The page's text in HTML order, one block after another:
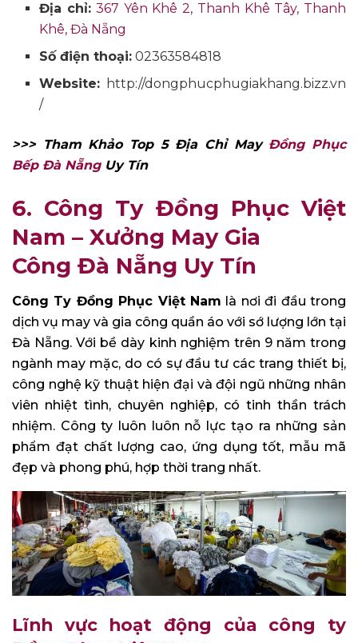
Địa chỉ: 367 Yên Khê 2, Thanh Khê Tây, Thanh
Khê, Đà Nẵng
Số điện thoại: 02363584818
Website: http://dongphucphugiakhang.bizz.vn
/
>>> Tham Khảo Top 5 Địa Chỉ May Đồng Phục
Bếp Đà NẵngUy Tín
6. Công Ty Đồng Phục Việt
Nam – Xưởng May Gia
Công Đà Nẵng Uy Tín
Công Ty Đồng Phục Việt Nam là nơi đi đầu trong
dịch vụ may và gia công quần áo với sớ lượng lớn tại
Đà Nẵng. Với bề dày kinh nghiệm trên 9 năm trong
ngành may mặc, do có sự đầu tư các trang thiết bị,
công nghệ kỹ thuật hiện đại và đội ngũ những nhân
viên nhiệt tình, chuyên nghiệp, có tinh thần trách
nhiệm. Công ty luôn luôn nỗ lực tạo ra những sản
phẩm đạt chất lượng cao, ứng dụng tốt, mẫu mã
đẹp và phong phú, hợp thời trang nhất.
Lĩnh vực hoạt động của công ty